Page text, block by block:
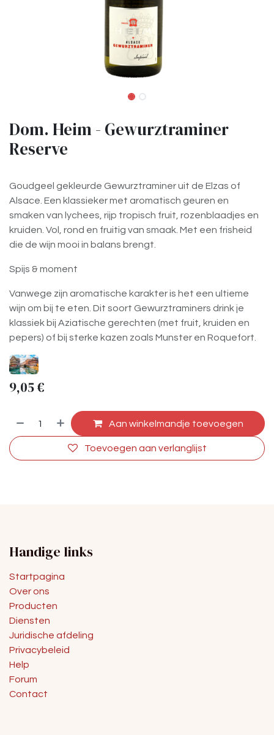
Dom. Heim - Gewurztraminer
Reserve
Goudgeel gekleurde Gewurztraminer uit de Elzas of
Alsace. Een klassieker met aromatisch geuren en
smaken van lychees, rijp tropisch fruit, rozenblaadjes en
kruiden. Vol, rond en fruitig van smaak. Met een frisheid
die de wijn mooi in balans brengt.
Spijs & moment
Vanwege zijn aromatische karakter is het een ultieme
wijn om bij te eten. Dit soort Gewurztraminers drink je
klassiek bij Aziatische gerechten (met fruit, kruiden en
pepers) of bij sterke kazen zoals Munster en Roquefort.
9,05€
Aan winkelmandje toevoegen
Toevoegen aan verlanglijst
Handige links
Startpagina
Over ons
Producten
Diensten
Juridische afdeling
Privacybeleid
Help
Forum
Contact